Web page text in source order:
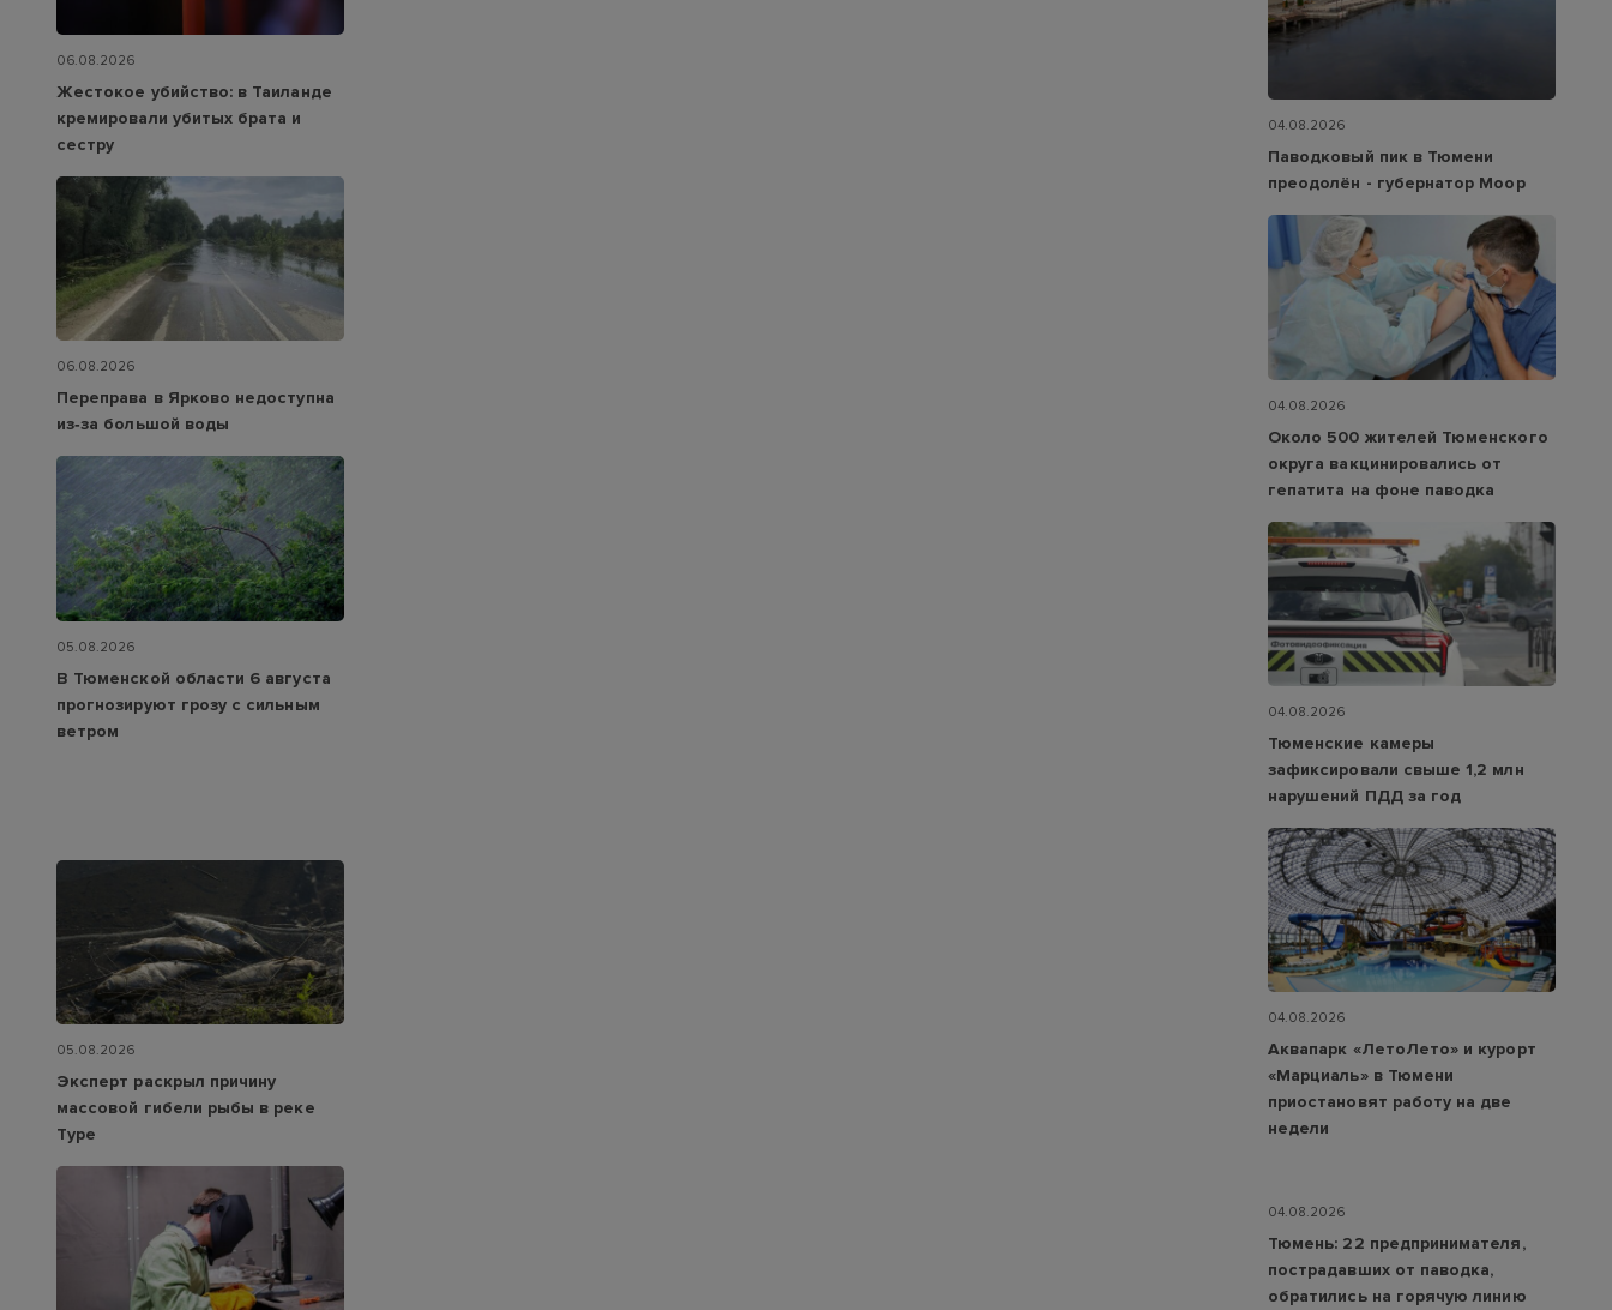
06.08.2026
Жестокое убийство: в Таиланде
кремировали убитых брата и
сестру
06.08.2026
Переправа в Ярково недоступна
из‑за большой воды
05.08.2026
В Тюменской области 6 августа
прогнозируют грозу с сильным
ветром
05.08.2026
Эксперт раскрыл причину
массовой гибели рыбы в реке
Туре
04.08.2026
Паводковый пик в Тюмени
преодолён - губернатор Моор
04.08.2026
Около 500 жителей Тюменского
округа вакцинировались от
гепатита на фоне паводка
04.08.2026
Тюменские камеры
зафиксировали свыше 1,2 млн
нарушений ПДД за год
04.08.2026
Аквапарк «ЛетоЛето» и курорт
«Марциаль» в Тюмени
приостановят работу на две
недели
04.08.2026
Тюмень: 22 предпринимателя,
пострадавших от паводка,
обратились на горячую линию